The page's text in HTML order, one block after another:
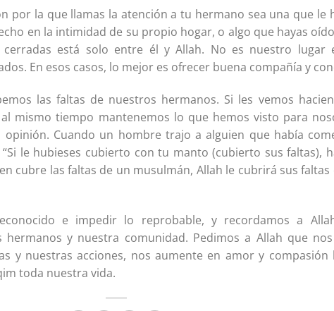
por la que llamas la atención a tu hermano sea una que le
en la intimidad de su propio hogar, o algo que hayas
está solo entre él y Allah. No es nuestro lugar
En esos casos, lo mejor es ofrecer buena compañía y
las faltas de nuestros hermanos. Si les vemos
mismo tiempo mantenemos lo que hemos visto para
opinión. Cuando un hombre trajo a alguien que había
le hubieses cubierto con tu manto (cubierto sus faltas),
cubre las faltas de un musulmán, Allah le cubrirá sus
e impedir lo reprobable, y recordamos a
hermanos y nuestra comunidad. Pedimos a Allah que
y nuestras acciones, nos aumente en amor y
toda nuestra vida.